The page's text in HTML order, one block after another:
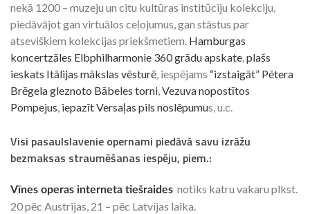
nekā 1200 – muzeju un citu kultūras institūciju kolekciju,
piedāvājot gan virtuālos ceļojumus, gan stāstus par
atsevišķiem kolekcijas priekšmetiem. Hamburgas
koncertzāles Elbphilharmonie 360 grādu apskate,plašs
ieskats Itālijas mākslas vēsturē, iespējams “izstaigāt” Pētera
Brēgela gleznoto Bābeles torni,Vezuva nopostītos
Pompejus, iepazīt Versaļas pils noslēpumus, u.c.
Visi pasaulslavenie opernami piedāvā savu izrāžu
bezmaksas straumēšanas iespēju, piem.:
Vīnes operas interneta tiešraides notiks katru vakaru plkst.
20 pēc Austrijas, 21 – pēc Latvijas laika.